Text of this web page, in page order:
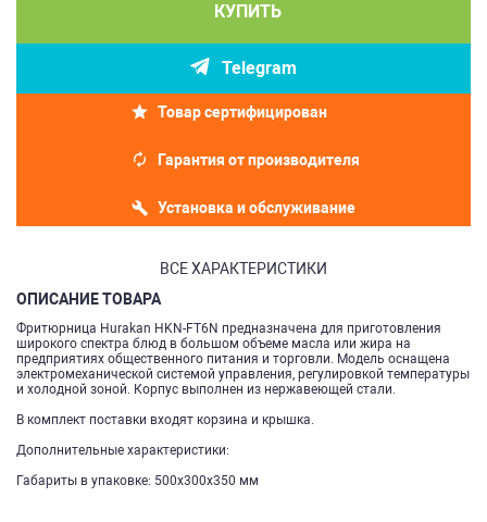
КУПИТЬ
Telegram
Товар сертифицирован
Гарантия от производителя
Установка и обслуживание
ВСЕ ХАРАКТЕРИСТИКИ
ОПИСАНИЕ ТОВАРА
Фритюрница Hurakan HKN-FT6N предназначена для приготовления
широкого спектра блюд в большом объеме масла или жира на
предприятиях общественного питания и торговли. Модель оснащена
электромеханической системой управления, регулировкой температуры
и холодной зоной. Корпус выполнен из нержавеющей стали.
В комплект поставки входят корзина и крышка.
Дополнительные характеристики:
Габариты в упаковке: 500х300х350 мм